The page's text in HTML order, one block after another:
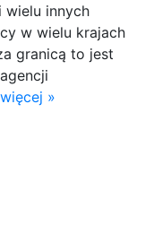
innych
w wielu krajach
granicą to jest
»